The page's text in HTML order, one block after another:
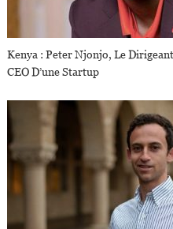
Kenya : Peter Njonjo, Le
CEO D’une Startup